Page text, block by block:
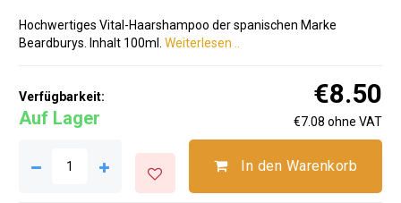
Hochwertiges Vital-Haarshampoo der spanischen Marke
Beardburys. Inhalt 100ml. Weiterlesen ..
Verfügbarkeit:
Auf Lager
€8.50
€7.08 ohne VAT
In den Warenkorb